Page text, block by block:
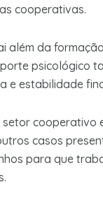
cooperativas.
além da
psicológico
e estabilidade
setor
casos
para que